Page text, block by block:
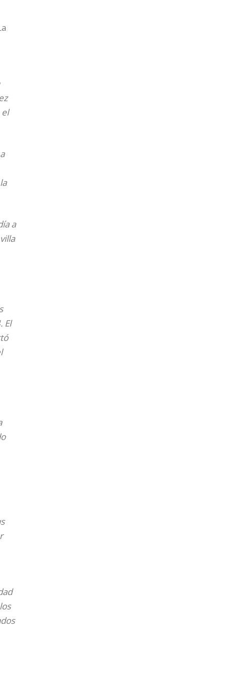
a
El